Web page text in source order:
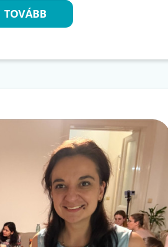
TOVÁBB